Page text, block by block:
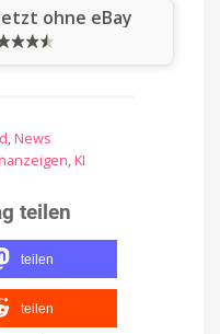
ohne eBay
, News
, KI
teilen
teilen
teilen